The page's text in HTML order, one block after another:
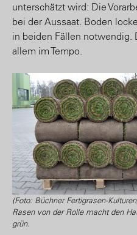
unterschätzt wird: Die
bei der Aussaat. Boden
in beiden Fällen notwendig.
allem im Tempo.
(Foto: Büchner Fertigrasen-
Rasen von der Rolle macht den
grün.